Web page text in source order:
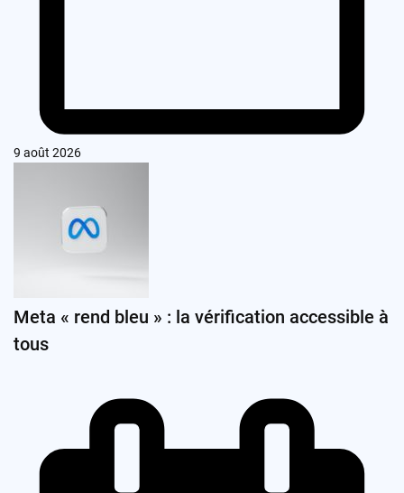
9 août 2026
Meta « rend bleu » : la vérification accessible à
tous